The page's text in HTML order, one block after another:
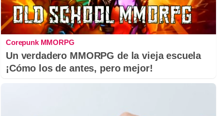
Corepunk MMORPG
Un verdadero MMORPG de la vieja escuela
¡Cómo los de antes, pero mejor!